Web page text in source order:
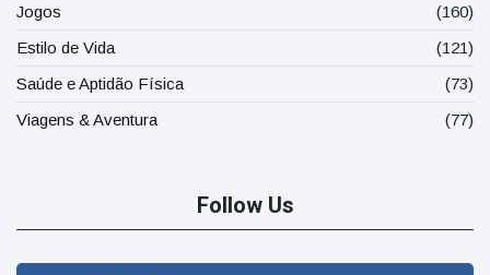
Jogos
(160)
Estilo de Vida
(121)
Saúde e Aptidão Física
(73)
Viagens & Aventura
(77)
Follow Us